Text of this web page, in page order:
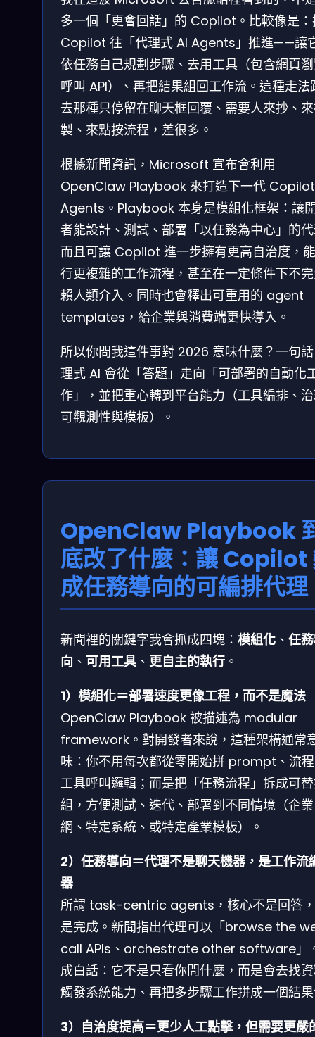
多一個「更會回話」的 Copilot。比較像是
Copilot 往「代理式 AI Agents」推進——讓
依任務自己規劃步驟、去用工具（包含網頁
呼叫 API）、再把結果組回工作流。這種走法
去那種只停留在聊天框回覆、需要人來抄、
製、來點按流程，差很多。
根據新聞資訊，Microsoft 宣布會利用
OpenClaw Playbook 來打造下一代
Agents。Playbook 本身是模組化框架：讓
者能設計、測試、部署「以任務為中心」的
而且可讓 Copilot 進一步擁有更高自治度，
行更複雜的工作流程，甚至在一定條件下不
賴人類介入。同時也會釋出可重用的 agent
templates，給企業與消費端更快導入。
所以你問我這件事對 2026 意味什麼？一句
理式 AI 會從「答題」走向「可部署的自動化
作」，並把重心轉到平台能力（工具編排、
可觀測性與模板）。
OpenClaw Playbook
底改了什麼：讓 Copilot
成任務導向的可編排代理
新聞裡的關鍵字我會抓成四塊： 模組化 、 任
向 、 可用工具 、 更自主的執行 。
1）模組化＝部署速度更像工程，而不是魔法
OpenClaw Playbook 被描述為 modular
framework。對開發者來說，這種架構通常
味：你不用每次都從零開始拼 prompt、流
工具呼叫邏輯；而是把「任務流程」拆成可
組，方便測試、迭代、部署到不同情境（企
網、特定系統、或特定產業模板）。
2）任務導向＝代理不是聊天機器，是工作流
器
所謂 task-centric agents，核心不是回答
是完成。新聞指出代理可以「browse the
call APIs、orchestrate other software」
成白話：它不是只看你問什麼，而是會去找
觸發系統能力、再把多步驟工作拼成一個結
3）自治度提高＝更少人工點擊，但需要更嚴